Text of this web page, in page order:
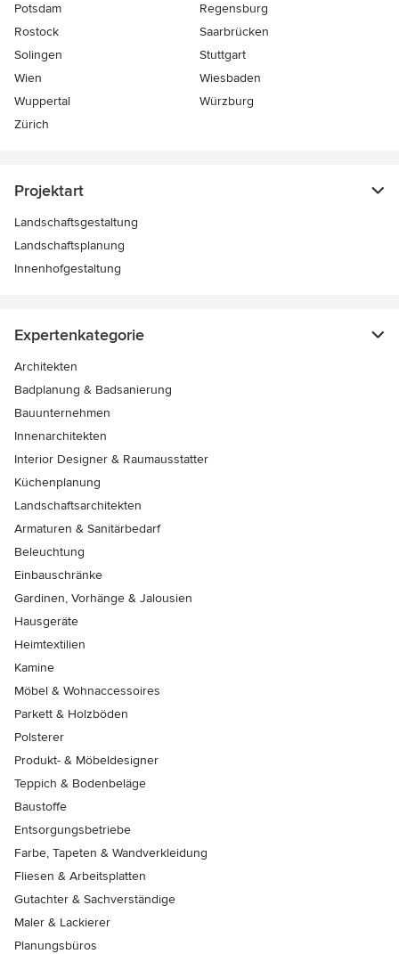
Potsdam
Regensburg
Rostock
Saarbrücken
Solingen
Stuttgart
Wien
Wiesbaden
Wuppertal
Würzburg
Zürich
Projektart
Landschaftsgestaltung
Landschaftsplanung
Innenhofgestaltung
Expertenkategorie
Architekten
Badplanung & Badsanierung
Bauunternehmen
Innenarchitekten
Interior Designer & Raumausstatter
Küchenplanung
Landschaftsarchitekten
Armaturen & Sanitärbedarf
Beleuchtung
Einbauschränke
Gardinen, Vorhänge & Jalousien
Hausgeräte
Heimtextilien
Kamine
Möbel & Wohnaccessoires
Parkett & Holzböden
Polsterer
Produkt- & Möbeldesigner
Teppich & Bodenbeläge
Baustoffe
Entsorgungsbetriebe
Farbe, Tapeten & Wandverkleidung
Fliesen & Arbeitsplatten
Gutachter & Sachverständige
Maler & Lackierer
Planungsbüros